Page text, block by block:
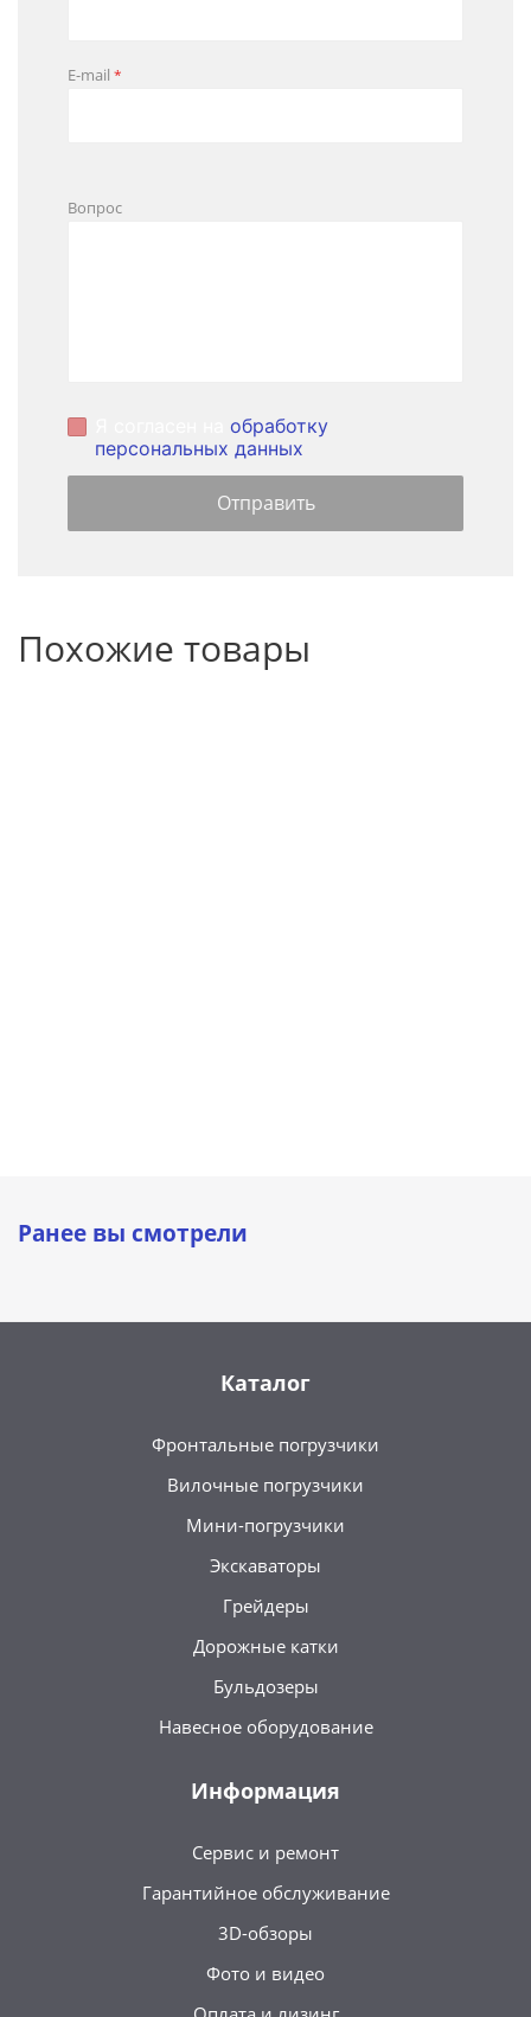
E-mail *
Вопрос
обработку
персональных данных
Похожие товары
Ранее вы смотрели
Каталог
Фронтальные погрузчики
Вилочные погрузчики
Мини-погрузчики
Экскаваторы
Грейдеры
Дорожные катки
Бульдозеры
Навесное оборудование
Информация
Сервис и ремонт
Гарантийное обслуживание
3D-обзоры
Фото и видео